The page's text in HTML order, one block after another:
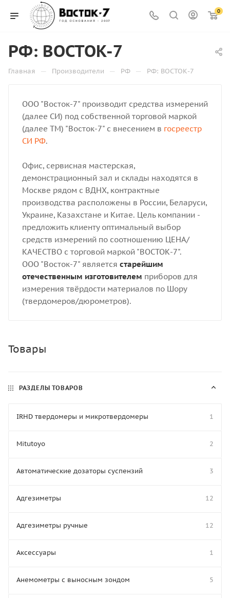
0
РФ: ВОСТОК-7
Главная — Производители — РФ — РФ: ВОСТОК-7
ООО "Восток-7" производит средства измерений
(далее СИ) под собственной торговой маркой
(далее ТМ) "Восток-7" с внесением в госреестр
СИ РФ.
Офис, сервисная мастерская,
демонстрационный зал и склады находятся в
Москве рядом с ВДНХ, контрактные
производства расположены в России, Беларуси,
Украине, Казахстане и Китае. Цель компании -
предложить клиенту оптимальный выбор
средств измерений по соотношению ЦЕНА/
КАЧЕСТВО с торговой маркой "ВОСТОК-7".
ООО "Восток-7" является старейшим
отечественным изготовителем приборов для
измерения твёрдости материалов по Шору
(твердомеров/дюрометров).
Товары
РАЗДЕЛЫ ТОВАРОВ
IRHD твердомеры и микротвердомеры 1
Mitutoyo 2
Автоматические дозаторы суспензий 3
Адгезиметры 12
Адгезиметры ручные 12
Аксессуары 1
Анемометры с выносным зондом 5